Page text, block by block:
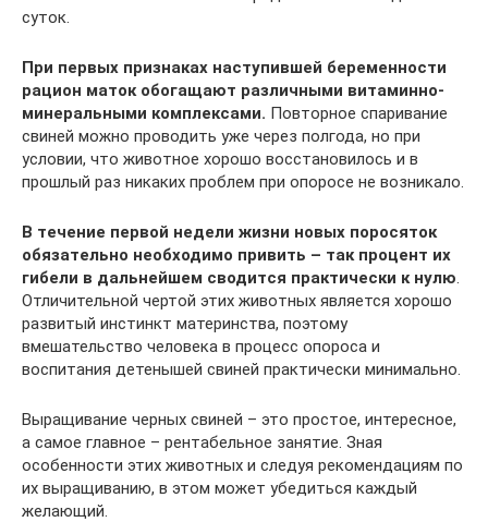
суток.
При первых признаках наступившей беременности
рацион маток обогащают различными витаминно-
минеральными комплексами. Повторное спаривание
свиней можно проводить уже через полгода, но при
условии, что животное хорошо восстановилось и в
прошлый раз никаких проблем при опоросе не возникало.
В течение первой недели жизни новых поросяток
обязательно необходимо привить – так процент их
гибели в дальнейшем сводится практически к нулю.
Отличительной чертой этих животных является хорошо
развитый инстинкт материнства, поэтому
вмешательство человека в процесс опороса и
воспитания детенышей свиней практически минимально.
Выращивание черных свиней – это простое, интересное,
а самое главное – рентабельное занятие. Зная
особенности этих животных и следуя рекомендациям по
их выращиванию, в этом может убедиться каждый
желающий.